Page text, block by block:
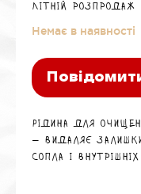
Літній розпродаж
Немає в наявності
Рідина для
— видаляє
сопла і